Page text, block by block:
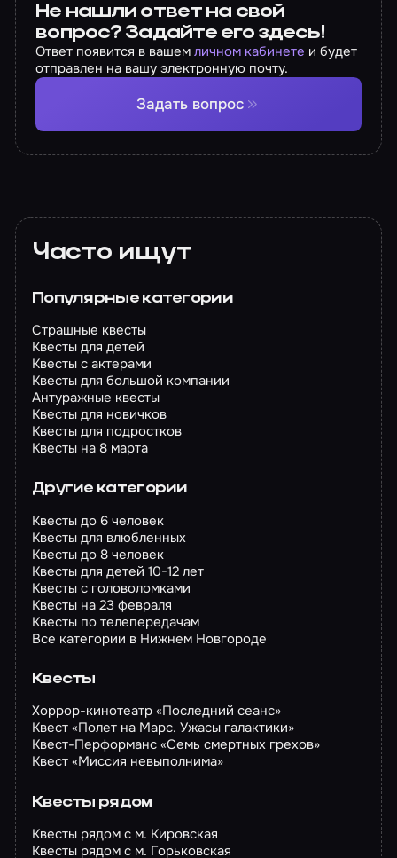
Не нашли ответ на свой
вопрос? Задайте его здесь!
Ответ появится в вашемличном кабинете и будет
отправлен на вашу электронную почту.
Задать вопрос
Часто ищут
Популярные категории
Страшные квесты
Квесты для детей
Квесты с актерами
Квесты для большой компании
Антуражные квесты
Квесты для новичков
Квесты для подростков
Квесты на 8 марта
Другие категории
Квесты до 6 человек
Квесты для влюбленных
Квесты до 8 человек
Квесты для детей 10-12 лет
Квесты с головоломками
Квесты на 23 февраля
Квесты по телепередачам
Все категории в Нижнем Новгороде
Квесты
Хоррор-кинотеатр «Последний сеанс»
Квест «Полет на Марс. Ужасы галактики»
Квест-Перформанс «Семь смертных грехов»
Квест «Миссия невыполнима»
Квесты рядом
Квесты рядом с м. Кировская
Квесты рядом с м. Горьковская